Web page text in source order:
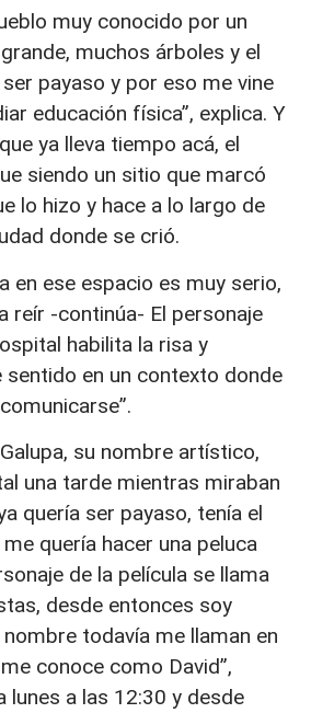
muy conocido por un
muchos árboles y el
payaso y por eso me vine
educación física”, explica. Y
ya lleva tiempo acá, el
siendo un sitio que marcó
lo hizo y hace a lo largo de
donde se crió.
en ese espacio es muy serio,
reír -continúa- El personaje
habilita la risa y
sentido en un contexto donde
su nombre artístico,
una tarde mientras miraban
quería ser payaso, tenía el
quería hacer una peluca
de la película se llama
desde entonces soy
todavía me llaman en
conoce como David”,
lunes a las 12:30 y desde